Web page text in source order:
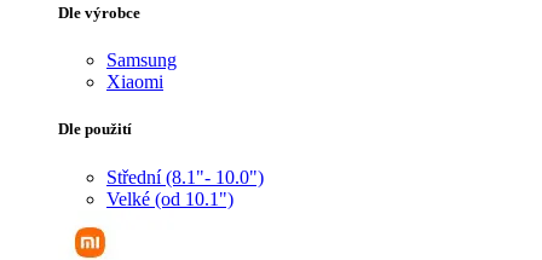
Dle výrobce
Samsung
Xiaomi
Dle použití
Střední (8.1"- 10.0")
Velké (od 10.1")